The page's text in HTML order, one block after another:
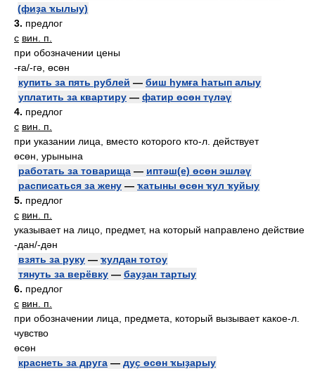
(фиҙа ҡылыу)
3. предлог
с вин. п.
при обозначении цены
-ға/-гә, өсөн
купить за пять рублей — биш һумға һатып алыу
уплатить за квартиру — фатир өсөн түләү
4. предлог
с вин. п.
при указании лица, вместо которого кто-л. действует
өсөн, урынына
работать за товарища — иптәш(е) өсөн эшләү
расписаться за жену — ҡатыны өсөн ҡул ҡуйыу
5. предлог
с вин. п.
указывает на лицо, предмет, на который направлено действие
-дан/-дән
взять за руку — ҡулдан тотоу
тянуть за верёвку — бауҙан тартыу
6. предлог
с вин. п.
при обозначении лица, предмета, который вызывает какое-л.
чувство
өсөн
краснеть за друга — дуҫ өсөн ҡыҙарыу